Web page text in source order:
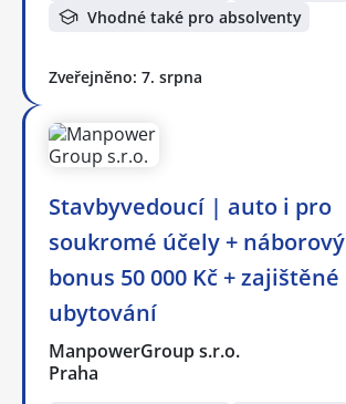
Vhodné také pro absolventy
Zveřejněno: 7. srpna
Stavbyvedoucí | auto i pro
soukromé účely + náborový
bonus 50 000 Kč + zajištěné
ubytování
ManpowerGroup s.r.o.
Praha